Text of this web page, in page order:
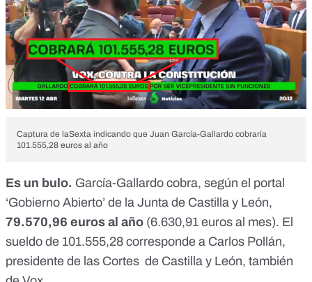
Captura de laSexta indicando que Juan García-Gallardo cobraría
101.555,28 euros al año
Es un bulo. García-Gallardo cobra, según el portal
‘Gobierno Abierto’ de la Junta de Castilla y León,
79.570,96 euros al año (6.630,91 euros al mes). El
sueldo de 101.555,28 corresponde a Carlos Pollán,
presidente de las Cortes de Castilla y León, también